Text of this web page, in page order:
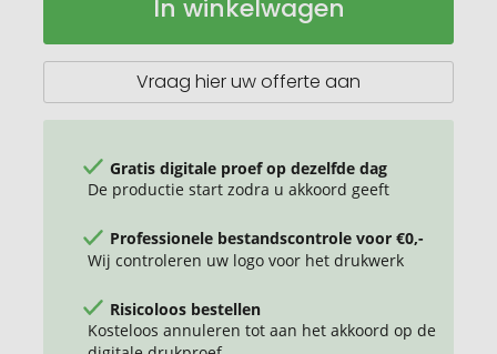
600D
In winkelwagen
Vraag hier uw offerte aan
Gratis digitale proef op dezelfde dag
De productie start zodra u akkoord geeft
Professionele bestandscontrole voor €0,-
Wij controleren uw logo voor het drukwerk
Risicoloos bestellen
Kosteloos annuleren tot aan het akkoord op de